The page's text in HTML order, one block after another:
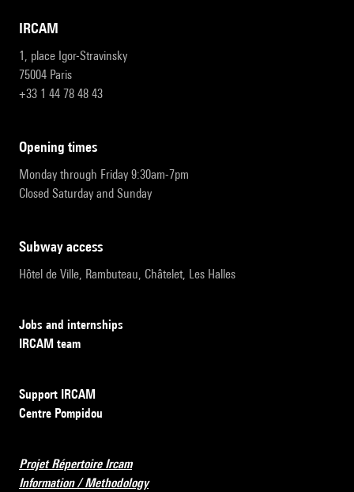
IRCAM
1, place Igor-Stravinsky
75004 Paris
+33 1 44 78 48 43
opening times
Monday through Friday 9:30am-7pm
Closed Saturday and Sunday
subway access
Hôtel de Ville, Rambuteau, Châtelet, Les Halles
Jobs and internships
IRCAM team
Support IRCAM
Centre Pompidou
Projet Répertoire Ircam
Information / Methodology